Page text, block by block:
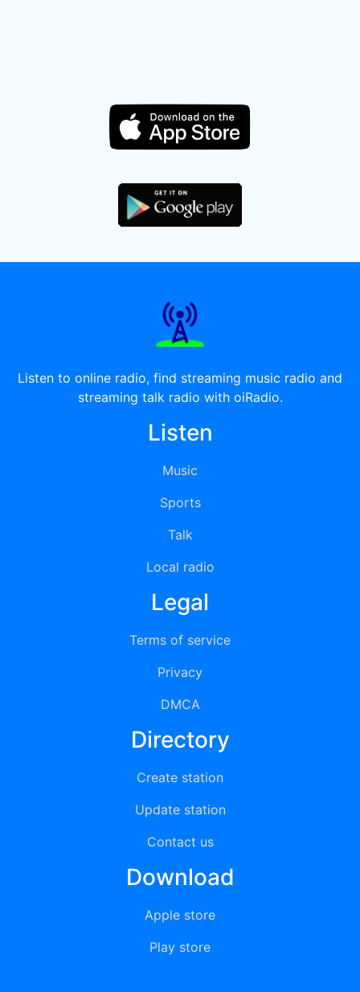
Listen to online radio, find streaming music radio and
streaming talk radio with oiRadio.
Listen
Music
Sports
Talk
Local radio
Legal
Terms of service
Privacy
DMCA
Directory
Create station
Update station
Contact us
Download
Apple store
Play store